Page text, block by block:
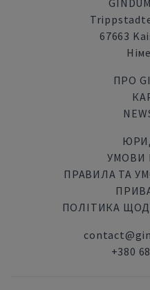
67663
ПРО
УМОВИ
ПРАВИЛА ТА
ПОЛІТИКА
+380